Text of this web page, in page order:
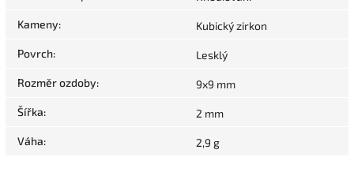
Kameny: Kubický zirkon
Povrch: Lesklý
Rozměr ozdoby: 9x9 mm
Šířka: 2 mm
Váha: 2,9 g